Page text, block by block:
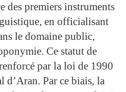
des premiers instruments
en officialisant
le domaine public,
Ce statut de
par la loi de 1990
d’Aran. Par ce biais, la